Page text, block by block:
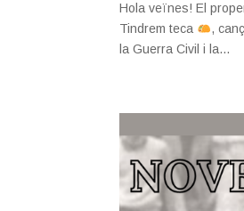
Hola veïnes! El
Tindrem teca
,
la Guerra Civil i la...